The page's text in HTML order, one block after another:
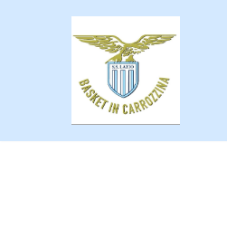
contenuto